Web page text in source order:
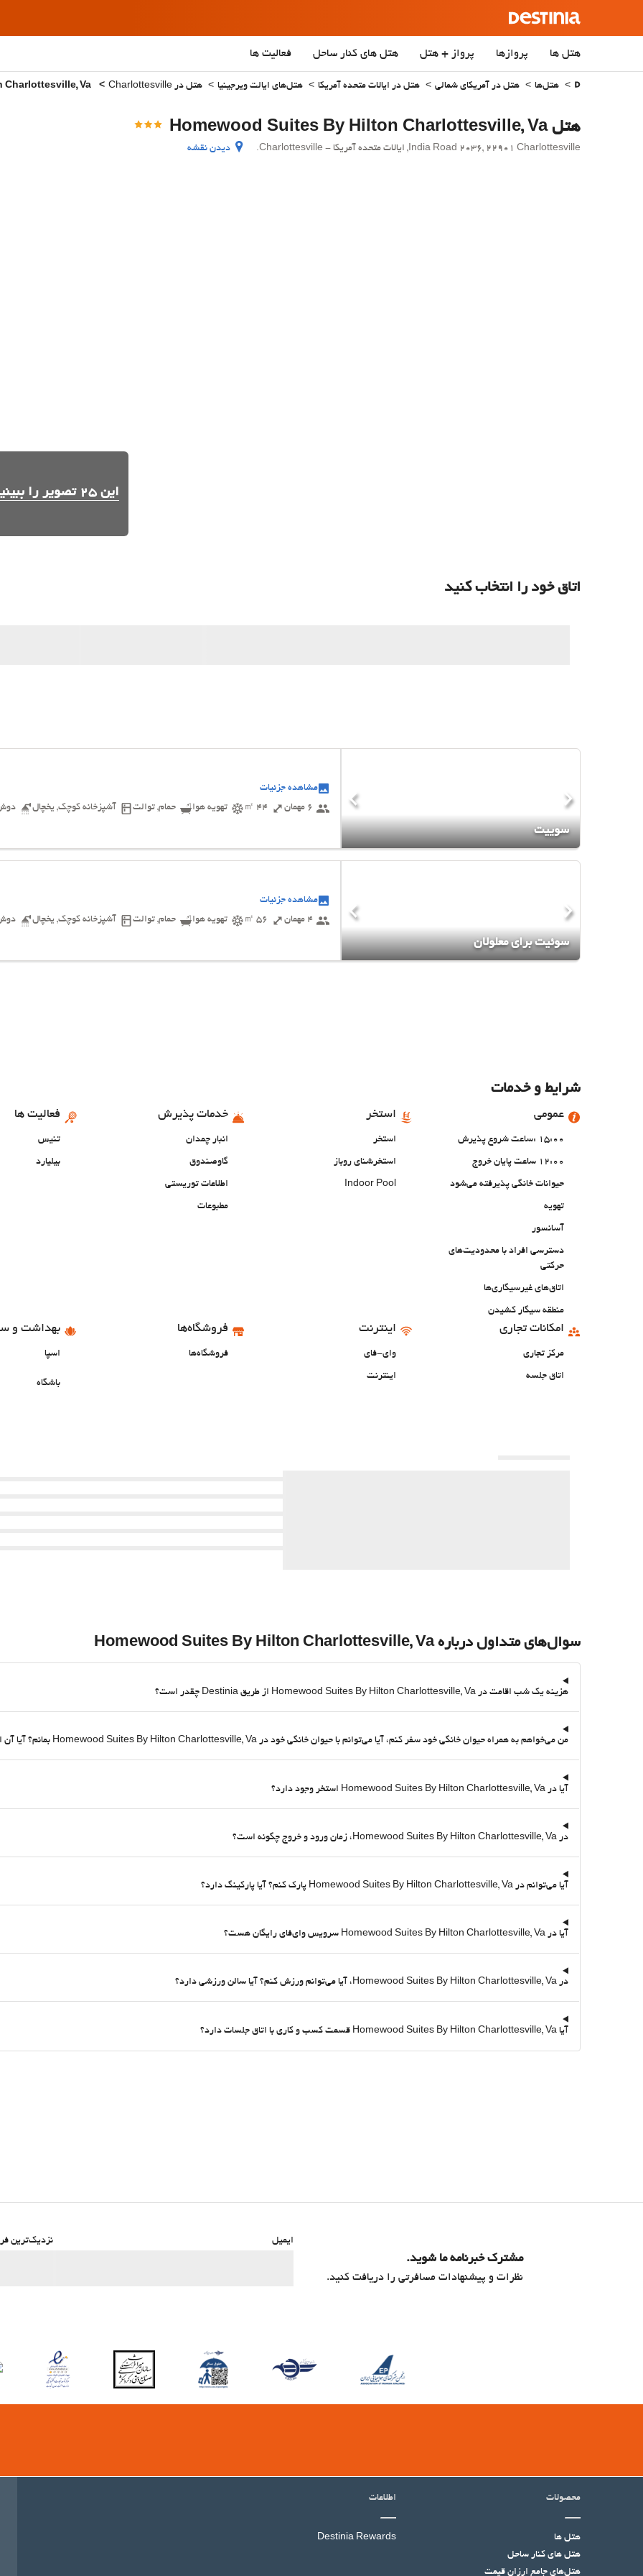
هتل ها پروازها پرواز + هتل هتل‌ های کنار ساحل فعالیت ها
هتل‌ها هتل در آمریکای شمالی هتل در ایالات متحده آمریکا هتل‌های ایالت ویرجینیا هتل در Charlottesville
هتل Homewood Suites By Hilton Charlottesville, Va
India Road 2036, 22901 Charlottesville, ایالات متحده آمریکا - Charlottesville. دیدن نقشه
این 25 تصویر را ببینید.
اتاق خود را انتخاب کنید
سوییت
مشاهده جزئیات
6 مهمان
44 ㎡ تهویه هوا حمام, توالت آشپزخانه کوچک, یخچال
سوئیت برای معلولان
مشاهده جزئیات
4 مهمان
56 ㎡ تهویه هوا حمام, توالت آشپزخانه کوچک, یخچال
شرایط و خدمات
عمومی
15:00 :ساعت شروع پذیرش
12:00 ساعت پایان خروج
حیوانات خانگی پذیرفته می‌شود
تهویه
آسانسور
دسترسی افراد با محدودیت‌های
حرکتی
اتاق‌های غیرسیگاری‌ها
منطقه سیگار کشیدن
استخر
استخر
استخرشنای روباز
Indoor Pool
خدمات پذیرش
انبار چمدان
گاوصندوق
اطلاعات توریستی
مطبوعات
فعالیت ها
تنیس
بیلیارد
امکانات تجاری
مرکز تجاری
اتاق جلسه
اینترنت
وای-فای
اینترنت
فروشگاه‌ها
فروشگاه‌ها
بهداشت و
اسپا
باشگاه
سوال‌های متداول درباره Homewood Suites By Hilton Charlottesville, Va
هزینه یک شب اقامت در Homewood Suites By Hilton Charlottesville, Va از طریق Destinia چقدر است؟
من می‌خواهم به همراه حیوان خانگی خود سفر کنم، آیا می‌توانم با حیوان خانگی خود در Homewood Suites By Hilton Charlottesville, Va بمانم؟ آیا آن اقامتگاه دوستدار حیوانات خانگی است؟
آیا در Homewood Suites By Hilton Charlottesville, Va استخر وجود دارد؟
در Homewood Suites By Hilton Charlottesville, Va، زمان ورود و خروج چگونه است؟
آیا می‌توانم در Homewood Suites By Hilton Charlottesville, Va پارک کنم؟ آیا پارکینگ دارد؟
آیا در Homewood Suites By Hilton Charlottesville, Va سرویس وای‌فای رایگان هست؟
در Homewood Suites By Hilton Charlottesville, Va، آیا می‌توانم ورزش کنم؟ آیا سالن ورزشی دارد؟
آیا Homewood Suites By Hilton Charlottesville, Va قسمت کسب و کاری با اتاق جلسات دارد؟
مشترک خبرنامه ما شوید.
نظرات و پیشنهادات مسافرتی را دریافت کنید.
ایمیل نزدیک‌ترین
محصولات
هتل ها
هتل‌ های کنار ساحل
هتل‌های جامع ارزان قیمت
اطلاعات
Destinia Rewards